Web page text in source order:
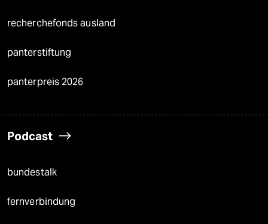
recherchefonds ausland
panterstiftung
panterpreis 2026
Podcast
bundestalk
fernverbindung